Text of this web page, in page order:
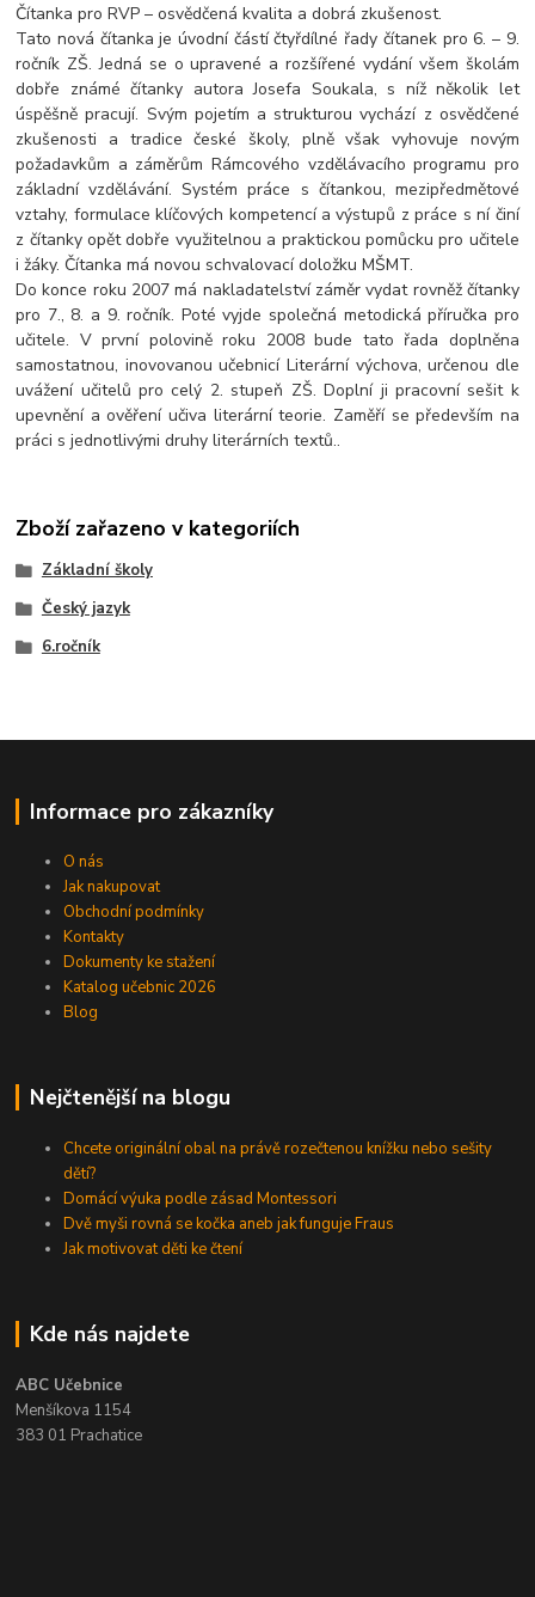
Čítanka pro RVP – osvědčená kvalita a dobrá zkušenost.
Tato nová čítanka je úvodní částí čtyřdílné řady čítanek pro 6. – 9.
ročník ZŠ. Jedná se o upravené a rozšířené vydání všem školám
dobře známé čítanky autora Josefa Soukala, s níž několik let
úspěšně pracují. Svým pojetím a strukturou vychází z osvědčené
zkušenosti a tradice české školy, plně však vyhovuje novým
požadavkům a záměrům Rámcového vzdělávacího programu pro
základní vzdělávání. Systém práce s čítankou, mezipředmětové
vztahy, formulace klíčových kompetencí a výstupů z práce s ní činí
z čítanky opět dobře využitelnou a praktickou pomůcku pro učitele
i žáky. Čítanka má novou schvalovací doložku MŠMT.
Do konce roku 2007 má nakladatelství záměr vydat rovněž čítanky
pro 7., 8. a 9. ročník. Poté vyjde společná metodická příručka pro
učitele. V první polovině roku 2008 bude tato řada doplněna
samostatnou, inovovanou učebnicí Literární výchova, určenou dle
uvážení učitelů pro celý 2. stupeň ZŠ. Doplní ji pracovní sešit k
upevnění a ověření učiva literární teorie. Zaměří se především na
práci s jednotlivými druhy literárních textů..
Zboží zařazeno v kategoriích
Základní školy
Český jazyk
6.ročník
Informace pro zákazníky
O nás
Jak nakupovat
Obchodní podmínky
Kontakty
Dokumenty ke stažení
Katalog učebnic 2026
Blog
Nejčtenější na blogu
Chcete originální obal na právě rozečtenou knížku nebo sešity
dětí?
Domácí výuka podle zásad Montessori
Dvě myši rovná se kočka aneb jak funguje Fraus
Jak motivovat děti ke čtení
Kde nás najdete
ABC Učebnice
Menšíkova 1154
383 01 Prachatice